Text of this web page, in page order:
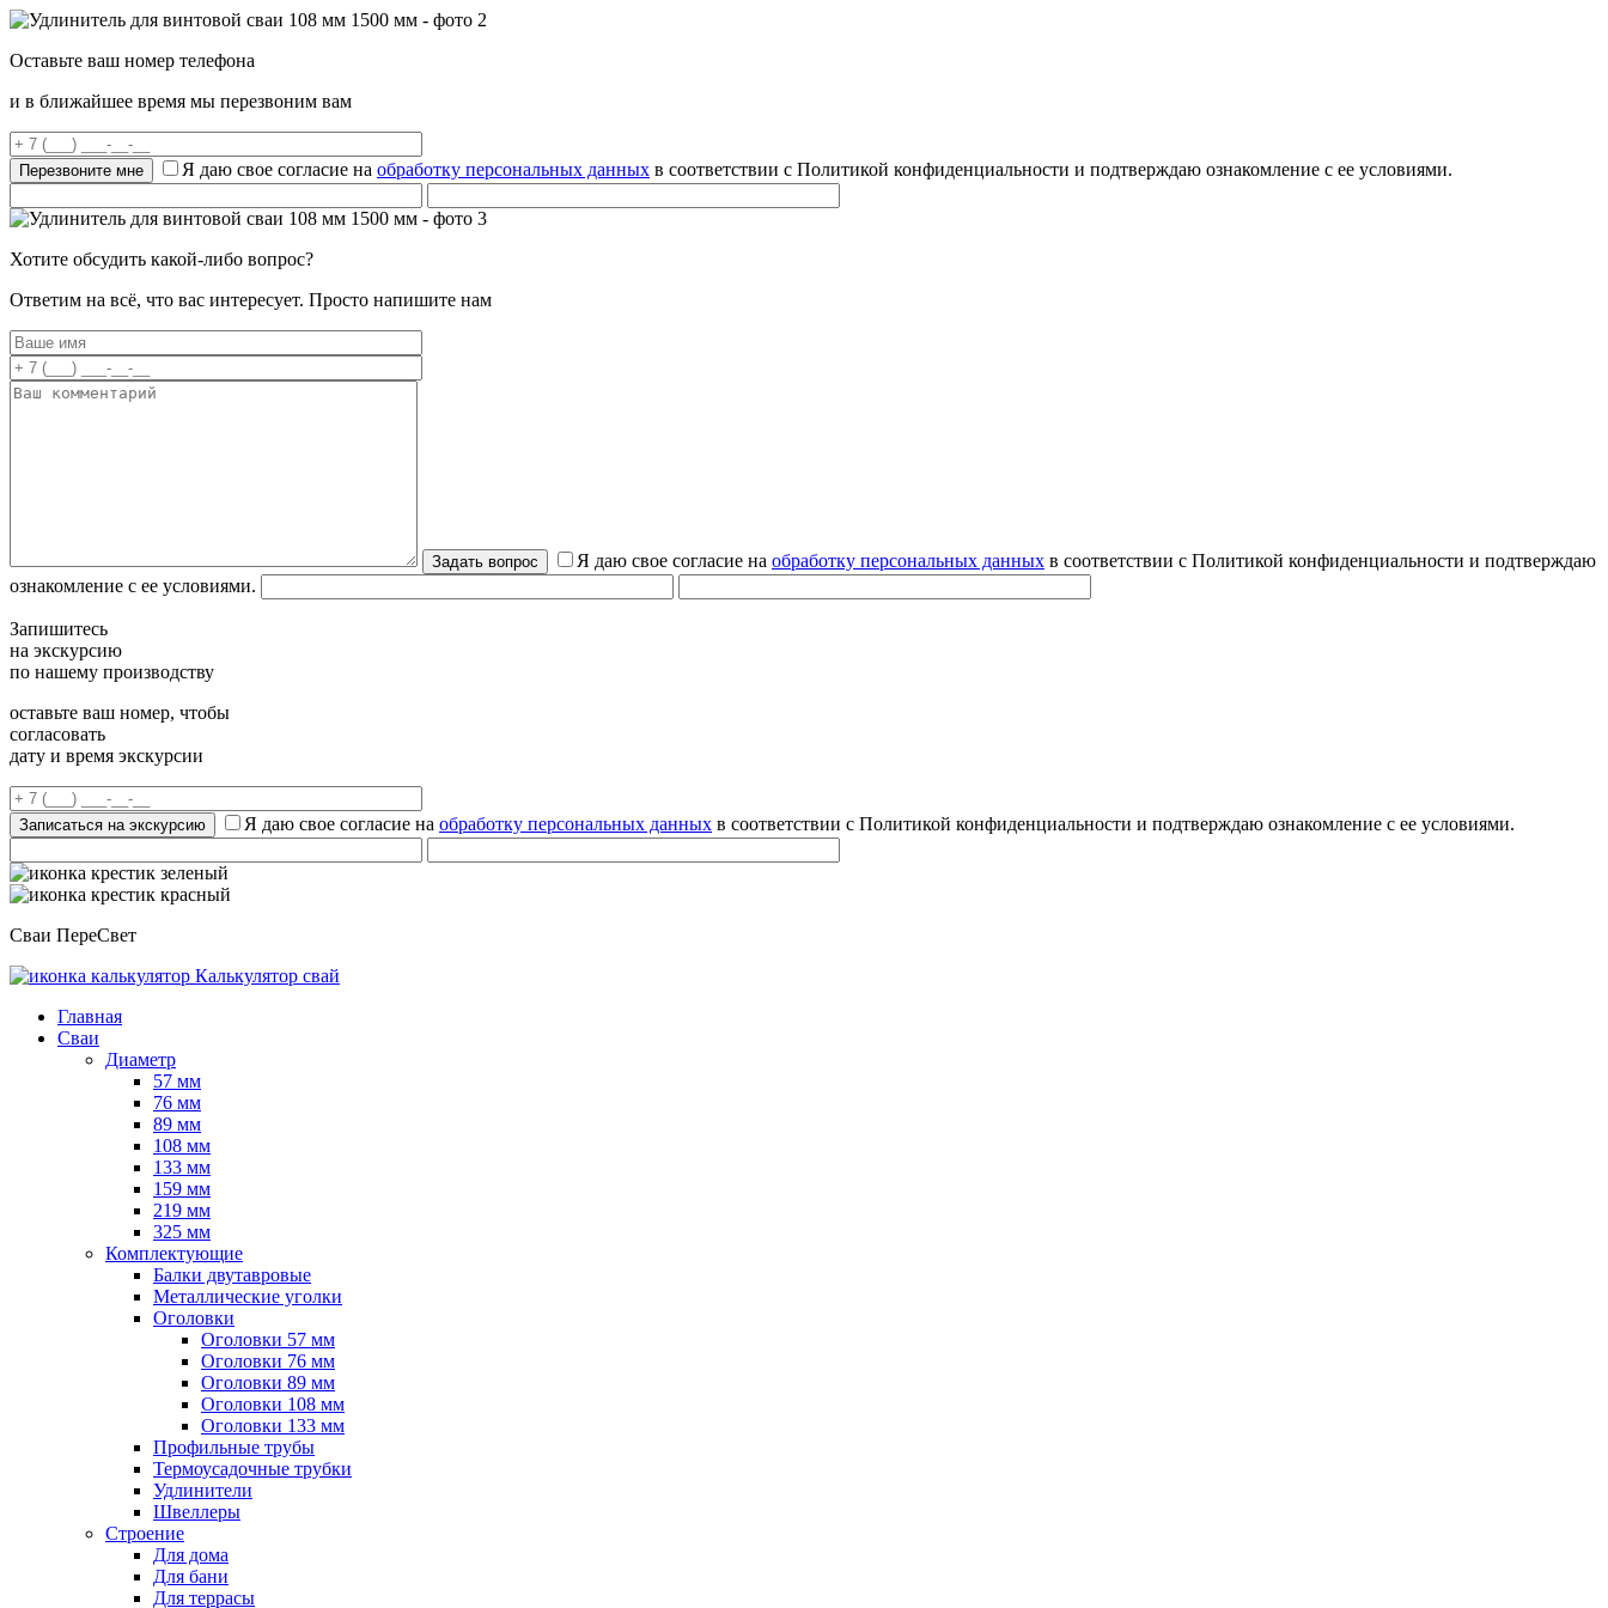
Оставьте ваш номер телефона
и в ближайшее время мы перезвоним вам
Я даю свое согласие на обработку персональных данных в соответствии с Политикой конфиденциальности и подтверждаю ознакомление с ее условиями.
Хотите обсудить какой-либо вопрос?
Ответим на всё, что вас интересует. Просто напишите нам
Я даю свое согласие на обработку персональных данных в соответствии с Политикой конфиденциальности и подтверждаю
ознакомление с ее условиями.
Запишитесь
на экскурсию
по нашему производству
оставьте ваш номер, чтобы
согласовать
дату и время экскурсии
Я даю свое согласие на обработку персональных данных в соответствии с Политикой конфиденциальности и подтверждаю ознакомление с ее условиями.
Сваи ПереСвет
Калькулятор свай
Главная
Сваи
Диаметр
57 мм
76 мм
89 мм
108 мм
133 мм
159 мм
219 мм
325 мм
Комплектующие
Балки двутавровые
Металлические уголки
Оголовки
Оголовки 57 мм
Оголовки 76 мм
Оголовки 89 мм
Оголовки 108 мм
Оголовки 133 мм
Профильные трубы
Термоусадочные трубки
Удлинители
Швеллеры
Строение
Для дома
Для бани
Для террасы